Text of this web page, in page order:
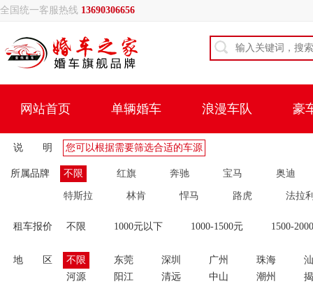
全国统一客服热线 13690306656
网站首页 单辆婚车 浪漫车队 豪
说 明 您可以根据需要筛选合适的车源
所属品牌 不限 红旗 奔驰 宝马 奥迪
特斯拉 林肯 悍马 路虎 法拉
租车报价 不限 1000元以下 1000-1500元 1500-
地 区 不限 东莞 深圳 广州 珠海
河源
阳江 清远 中山 潮州